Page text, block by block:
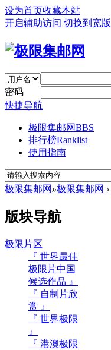
设为首页收藏本站
开启辅助访问 切换到宽版
密码
快捷导航
极限集邮网BBS
排行榜Ranklist
使用指南
极限集邮网 »极限集邮网 ›
版块导航
极限片区
『 世界最佳
极限片中国
候选作品 』
『 自制片欣
赏 』
『 世界极限
』
『 港澳极限